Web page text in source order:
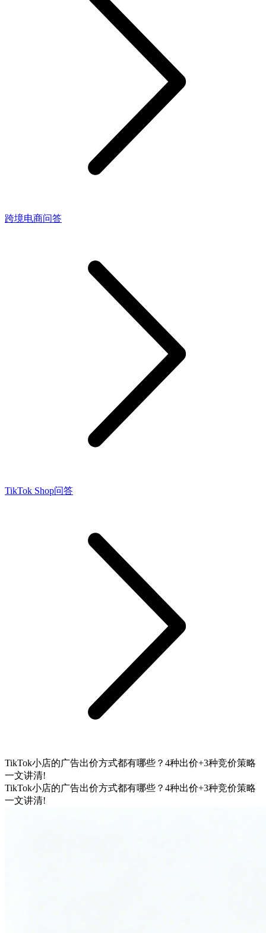
跨境电商问答
TikTok Shop问答
TikTok小店的广告出价方式都有哪些？4种出价+3种竞价策略
一文讲清!
TikTok小店的广告出价方式都有哪些？4种出价+3种竞价策略
一文讲清!